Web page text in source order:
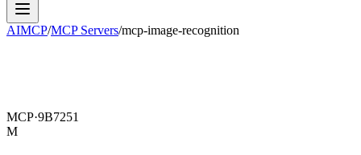
AIMCP/MCP Servers/mcp-image-recognition
MCP·9B7251
M